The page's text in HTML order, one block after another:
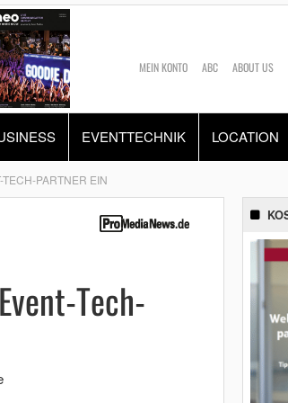
MEIN KONTO ABC ABOUT US
EVENTTECHNIK LOCATION
PARTNER EIN
Tech-